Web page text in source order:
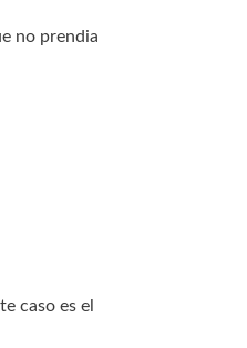
no prendia
caso es el